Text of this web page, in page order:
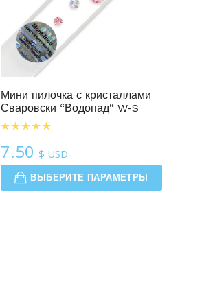
Мини пилочка с кристаллами
Сваровски “Водопад” W-S
7.50 $ USD
ВЫБЕРИТЕ ПАРАМЕТРЫ